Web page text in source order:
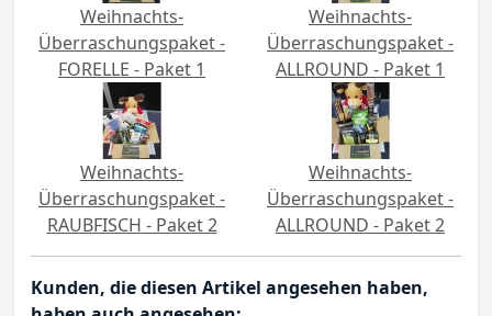
Weihnachts-
Überraschungspaket -
FORELLE - Paket 1
Weihnachts-
Überraschungspaket -
ALLROUND - Paket 1
Weihnachts-
Überraschungspaket -
RAUBFISCH - Paket 2
Weihnachts-
Überraschungspaket -
ALLROUND - Paket 2
Kunden, die diesen Artikel angesehen haben,